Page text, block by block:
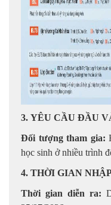
3. YÊU CẦU ĐẦU
Đối tượng tham gia:
học sinh ở nhiều trình
4. THỜI GIAN
Thời gian diễn ra: